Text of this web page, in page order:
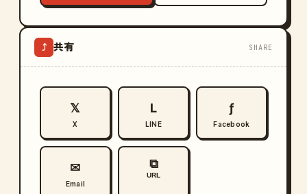
⤴ 共有 SHARE
𝕏
X
L
LINE
ƒ
Facebook
✉
Email
⧉
URL